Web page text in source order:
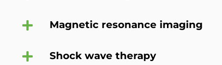
Magnetic resonance imaging
Shock wave therapy